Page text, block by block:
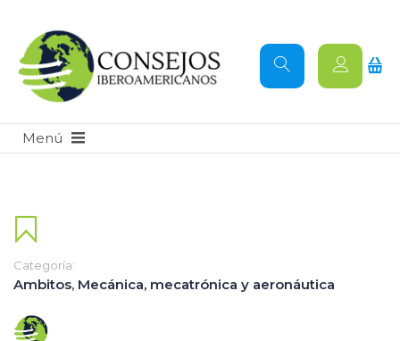
Categoría:
Ambitos, Mecánica, mecatrónica y aeronáutica